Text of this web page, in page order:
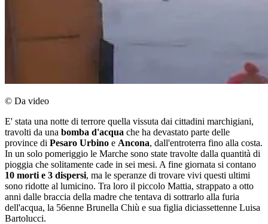
© Da video
E' stata una notte di terrore quella vissuta dai cittadini marchigiani,
travolti da una bomba d'acqua che ha devastato parte delle
province di Pesaro Urbino e Ancona, dall'entroterra fino alla costa.
In un solo pomeriggio le Marche sono state travolte dalla quantità di
pioggia che solitamente cade in sei mesi. A fine giornata si contano
10 morti e 3 dispersi, ma le speranze di trovare vivi questi ultimi
sono ridotte al lumicino. Tra loro il piccolo Mattia, strappato a otto
anni dalle braccia della madre che tentava di sottrarlo alla furia
dell'acqua, la 56enne Brunella Chiù e sua figlia diciassettenne Luisa
Bartolucci.